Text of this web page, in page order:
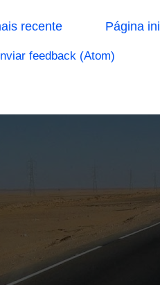
recente Página
feedback (Atom)